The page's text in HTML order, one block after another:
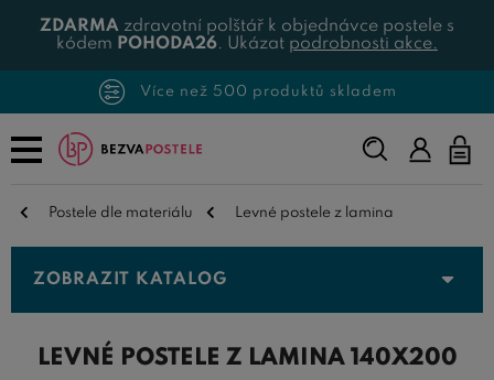
ZDARMA zdravotní polštář k objednávce postele s
kódem POHODA26. Ukázat podrobnosti akce.
Více než 500 produktů skladem
Napište,
co
Postele dle materiálu Levné postele z lamina
ZOBRAZIT KATALOG
LEVNÉ POSTELE Z LAMINA 140X200